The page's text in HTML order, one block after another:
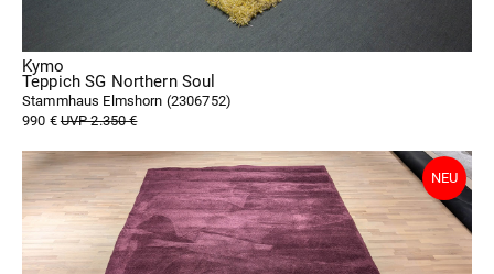
Kymo
Teppich SG Northern Soul
Stammhaus Elmshorn (2306752)
990 €UVP 2.350 €